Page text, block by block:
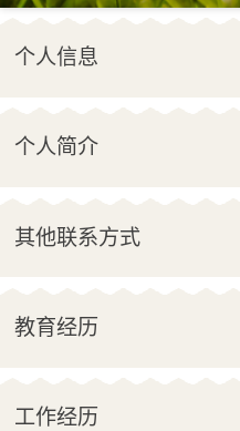
个人信息
个人简介
其他联系方式
教育经历
工作经历